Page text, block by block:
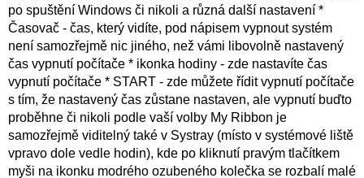
po spuštění Windows či nikoli a různá další nastavení *
Časovač - čas, který vidíte, pod nápisem vypnout systém
není samozřejmě nic jiného, než vámi libovolně nastavený
čas vypnutí počítače * ikonka hodiny - zde nastavíte čas
vypnutí počítače * START - zde můžete řídit vypnutí počítače
s tím, že nastavený čas zůstane nastaven, ale vypnutí buďto
proběhne či nikoli podle vaší volby My Ribbon je
samozřejmě viditelný také v Systray (místo v systémové liště
vpravo dole vedle hodin), kde po kliknutí pravým tlačítkem
myši na ikonku modrého ozubeného kolečka se rozbalí malé